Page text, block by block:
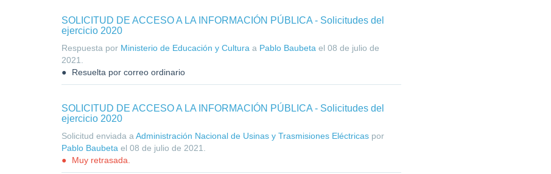
SOLICITUD DE ACCESO A LA INFORMACIÓN PÚBLICA - Solicitudes del
ejercicio 2020
Respuesta por Ministerio de Educación y Cultura a Pablo Baubeta el 08 de julio de
2021
Resuelta por correo ordinario
SOLICITUD DE ACCESO A LA INFORMACIÓN PÚBLICA - Solicitudes del
ejercicio 2020
Solicitud enviada a Administración Nacional de Usinas y Trasmisiones Eléctricaspor
Pablo Baubeta el 08 de julio de 2021
Muy retrasada.